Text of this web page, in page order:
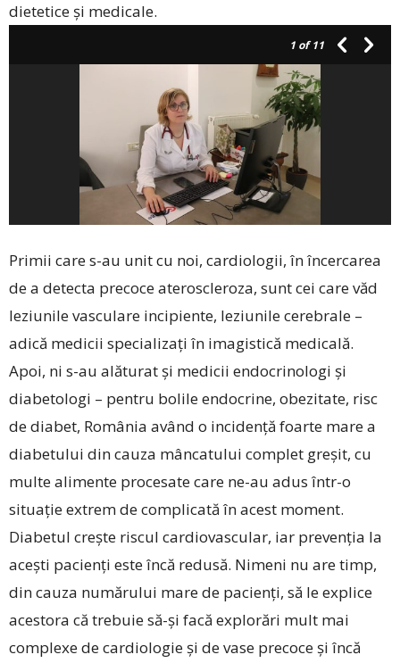
dietetice și medicale.
1 of 11
Primii care s-au unit cu noi, cardiologii, în încercarea
de a detecta precoce ateroscleroza, sunt cei care văd
leziunile vasculare incipiente, leziunile cerebrale –
adică medicii specializați în imagistică medicală.
Apoi, ni s-au alăturat și medicii endocrinologi și
diabetologi – pentru bolile endocrine, obezitate, risc
de diabet, România având o incidență foarte mare a
diabetului din cauza mâncatului complet greșit, cu
multe alimente procesate care ne-au adus într-o
situație extrem de complicată în acest moment.
Diabetul crește riscul cardiovascular, iar prevenția la
acești pacienți este încă redusă. Nimeni nu are timp,
din cauza numărului mare de pacienți, să le explice
acestora că trebuie să-și facă explorări mult mai
complexe de cardiologie și de vase precoce și încă